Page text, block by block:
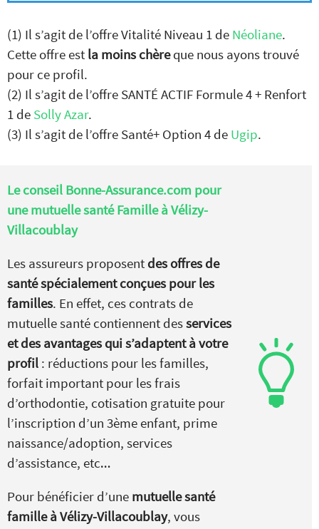
(1) Il s’agit de l’offre Vitalité Niveau 1 de Néoliane.
Cette offre est la moins chèreque nous ayons trouvé
pour ce profil.
(2) Il s’agit de l’offre SANTÉ ACTIF Formule 4 + Renfort
1 de Solly Azar.
(3) Il s’agit de l’offre Santé+ Option 4 de Ugip.
Le conseil Bonne-Assurance.com pour
une mutuelle santé Famille à Vélizy-
Villacoublay
Les assureurs proposent des offres de
santé spécialement conçues pour les
familles. En effet, ces contrats de
mutuelle santé contiennent desservices
et des avantages qui s’adaptent à votre
profil : réductions pour les familles,
forfait important pour les frais
d’orthodontie, cotisation gratuite pour
l’inscription d’un 3ème enfant, prime
naissance/adoption, services
d’assistance, etc…
Pour bénéficier d’une mutuelle santé
famille à Vélizy-Villacoublay, vous